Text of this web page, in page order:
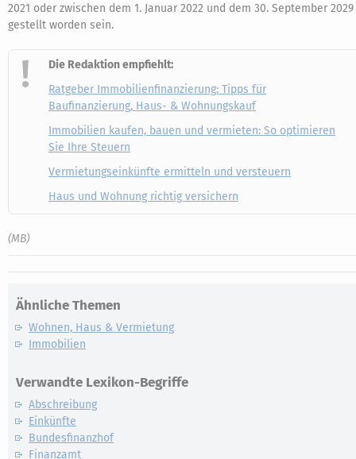
2021 oder zwischen dem 1. Januar 2022 und dem 30. September 2029
gestellt worden sein.
Die Redaktion empfiehlt:
Ratgeber Immobilienfinanzierung: Tipps für
Baufinanzierung, Haus- & Wohnungskauf
Immobilien kaufen, bauen und vermieten: So optimieren
Sie Ihre Steuern
Vermietungseinkünfte ermitteln und versteuern
Haus und Wohnung richtig versichern
(MB)
Ähnliche Themen
Wohnen, Haus & Vermietung
Immobilien
Verwandte Lexikon-Begriffe
Abschreibung
Einkünfte
Bundesfinanzhof
Finanzamt